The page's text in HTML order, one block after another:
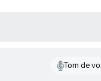
Tom de